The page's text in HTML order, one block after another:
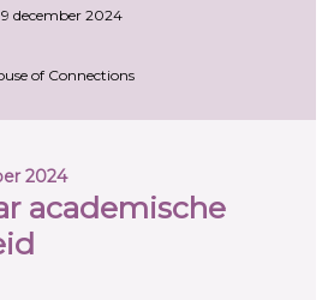
december 2024
of Connections
2024
academische